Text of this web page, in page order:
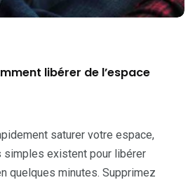
libérer de l’espace
saturer votre espace,
simples existent pour libérer
quelques minutes. Supprimez